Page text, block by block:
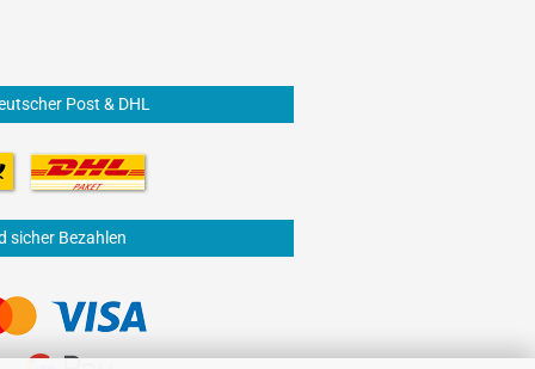
Post & DHL
sicher Bezahlen